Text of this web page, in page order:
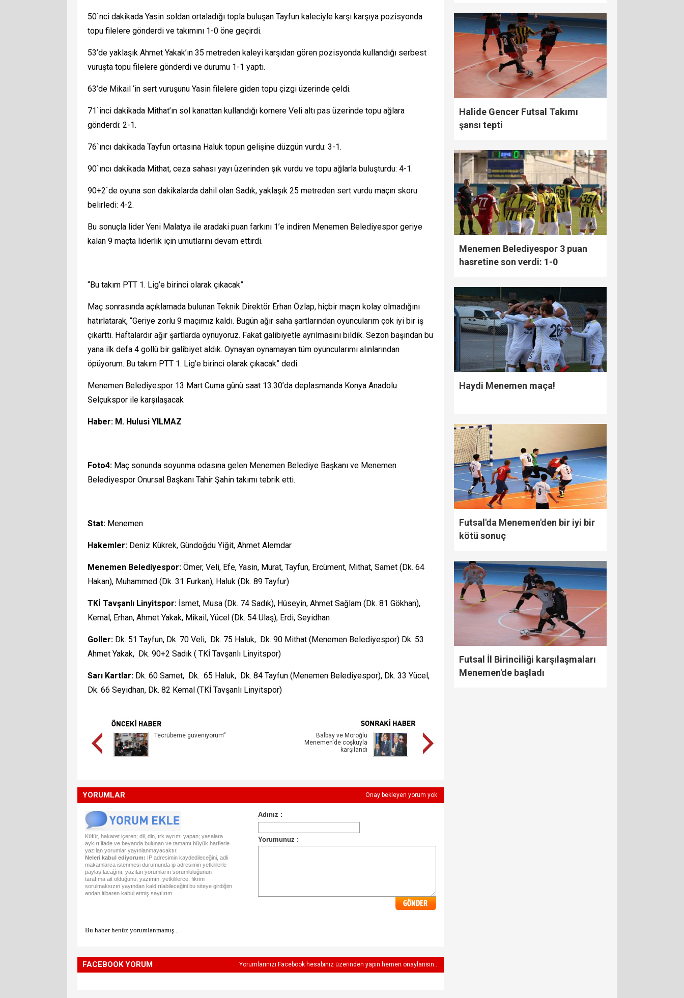
50`nci dakikada Yasin soldan ortaladığı topla buluşan Tayfun kaleciyle karşı karşıya pozisyonda
topu filelere gönderdi ve takımını 1-0 öne geçirdi.
53’de yaklaşık Ahmet Yakak’ın 35 metreden kaleyi karşıdan gören pozisyonda kullandığı serbest
vuruşta topu filelere gönderdi ve durumu 1-1 yaptı.
63’de Mikail ‘in sert vuruşunu Yasin filelere giden topu çizgi üzerinde çeldi.
71`inci dakikada Mithat’ın sol kanattan kullandığı kornere Veli altı pas üzerinde topu ağlara
gönderdi: 2-1.
76`ıncı dakikada Tayfun ortasına Haluk topun gelişine düzgün vurdu: 3-1.
90`ıncı dakikada Mithat, ceza sahası yayı üzerinden şık vurdu ve topu ağlarla buluşturdu: 4-1.
90+2`de oyuna son dakikalarda dahil olan Sadık, yaklaşık 25 metreden sert vurdu maçın skoru
belirledi: 4-2.
Bu sonuçla lider Yeni Malatya ile aradaki puan farkını 1’e indiren Menemen Belediyespor geriye
kalan 9 maçta liderlik için umutlarını devam ettirdi.
“Bu takım PTT 1. Lig’e birinci olarak çıkacak”
Maç sonrasında açıklamada bulunan Teknik Direktör Erhan Özlap, hiçbir maçın kolay olmadığını
hatırlatarak, “Geriye zorlu 9 maçımız kaldı. Bugün ağır saha şartlarından oyuncularım çok iyi bir iş
çıkarttı. Haftalardır ağır şartlarda oynuyoruz. Fakat galibiyetle ayrılmasını bildik. Sezon başından bu
yana ilk defa 4 gollü bir galibiyet aldık. Oynayan oynamayan tüm oyuncularımı alınlarından
öpüyorum. Bu takım PTT 1. Lig’e birinci olarak çıkacak” dedi.
Menemen Belediyespor 13 Mart Cuma günü saat 13.30’da deplasmanda Konya Anadolu
Selçukspor ile karşılaşacak
Haber: M. Hulusi YILMAZ
Foto4: Maç sonunda soyunma odasına gelen Menemen Belediye Başkanı ve Menemen
Belediyespor Onursal Başkanı Tahir Şahin takımı tebrik etti.
Stat: Menemen
Hakemler: Deniz Kükrek, Gündoğdu Yiğit, Ahmet Alemdar
Menemen Belediyespor: Ömer, Veli, Efe, Yasin, Murat, Tayfun, Ercüment, Mithat, Samet (Dk. 64
Hakan), Muhammed (Dk. 31 Furkan), Haluk (Dk. 89 Tayfur)
TKİ Tavşanlı Linyitspor: İsmet, Musa (Dk. 74 Sadık), Hüseyin, Ahmet Sağlam (Dk. 81 Gökhan),
Kemal, Erhan, Ahmet Yakak, Mikail, Yücel (Dk. 54 Ulaş), Erdi, Seyidhan
Goller: Dk. 51 Tayfun, Dk. 70 Veli, Dk. 75 Haluk, Dk. 90 Mithat (Menemen Belediyespor) Dk. 53
Ahmet Yakak, Dk. 90+2 Sadık ( TKİ Tavşanlı Linyitspor)
Sarı Kartlar: Dk. 60 Samet, Dk. 65 Haluk, Dk. 84 Tayfun (Menemen Belediyespor), Dk. 33 Yücel,
Dk. 66 Seyidhan, Dk. 82 Kemal (TKİ Tavşanlı Linyitspor)
Tecrübeme güveniyorum”
Balbay ve Moroğlu
Menemen'de coşkuyla
karşılandı
YORUMLAR Onay bekleyen yorum yok.
Küfür, hakaret içeren; dil, din, ırk ayrımı yapan; yasalara
aykırı ifade ve beyanda bulunan ve tamamı büyük harflerle
yazılan yorumlar yayınlanmayacaktır.
Neleri kabul ediyorum: IP adresimin kaydedileceğini, adli
makamlarca istenmesi durumunda ip adresimin yetkililerle
paylaşılacağını, yazılan yorumların sorumluluğunun
tarafıma ait olduğunu, yazımın, yetkililerce, fikrim
sorulmaksızın yayından kaldırılabileceğini bu siteye girdiğim
andan itibaren kabul etmiş sayılırım.
Bu haber henüz yorumlanmamış...
FACEBOOK YORUM Yorumlarınızı Facebook hesabınız üzerinden yapın hemen onaylansın...
Halide Gencer Futsal Takımı
şansı tepti
Menemen Belediyespor 3 puan
hasretine son verdi: 1-0
Haydi Menemen maça!
Futsal'da Menemen'den bir iyi bir
kötü sonuç
Futsal İl Birinciliği karşılaşmaları
Menemen'de başladı